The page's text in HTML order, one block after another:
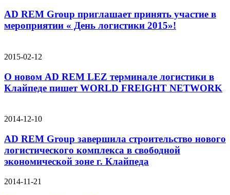
AD REM Group приглашает принять участие в
мероприятии « День логистики 2015»!
2015-02-12
О новом AD REM LEZ терминале логистики в
Клайпеде пишет WORLD FREIGHT NETWORK
2014-12-10
AD REM Group завершила строительство нового
логистического комплекса в свободной
экономической зоне г. Клайпеда
2014-11-21